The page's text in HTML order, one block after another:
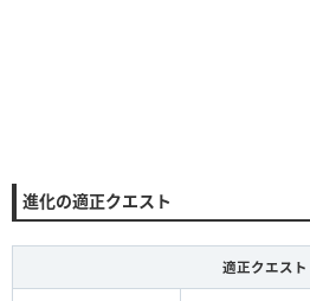
進化の適正クエスト
適正クエスト